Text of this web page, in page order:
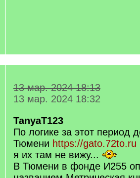
13 мар. 2024 18:13
13 мар. 2024 18:32
TanyaT123
По логике за этот период
Тюмени https://gato.72to.ru
я их там не вижу...
В Тюмени в фонде И255